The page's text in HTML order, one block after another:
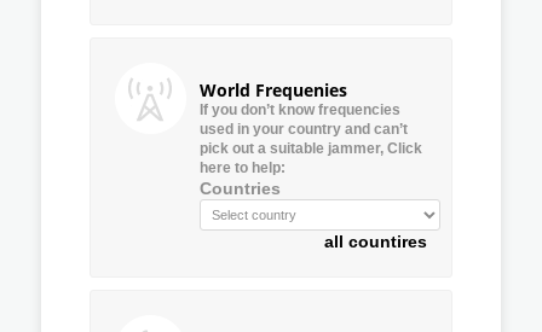
World Frequenies
If you don’t know frequencies
used in your country and can’t
pick out a suitable jammer, Click
here to help:
Countries
all countires